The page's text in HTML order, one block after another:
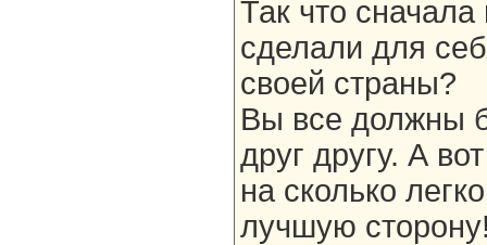
Так что
сделали для
своей страны?
Вы все должны
друг другу. А
на сколько
лучшую